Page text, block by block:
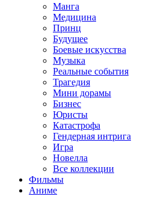
Манга
Медицина
Принц
Будущее
Боевые искусства
Музыка
Реальные события
Трагедия
Мини дорамы
Бизнес
Юристы
Катастрофа
Гендерная интрига
Игра
Новелла
Все коллекции
Фильмы
Аниме